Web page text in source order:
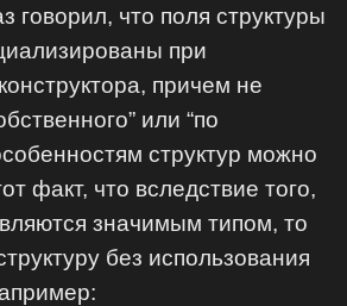
говорил, что поля структуры
при
причем не
или “по
структур можно
факт, что вследствие того,
значимым типом, то
без использования